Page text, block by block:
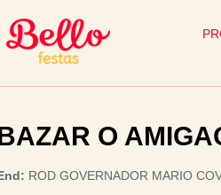
O
ROD GOVERNADOR MARIO